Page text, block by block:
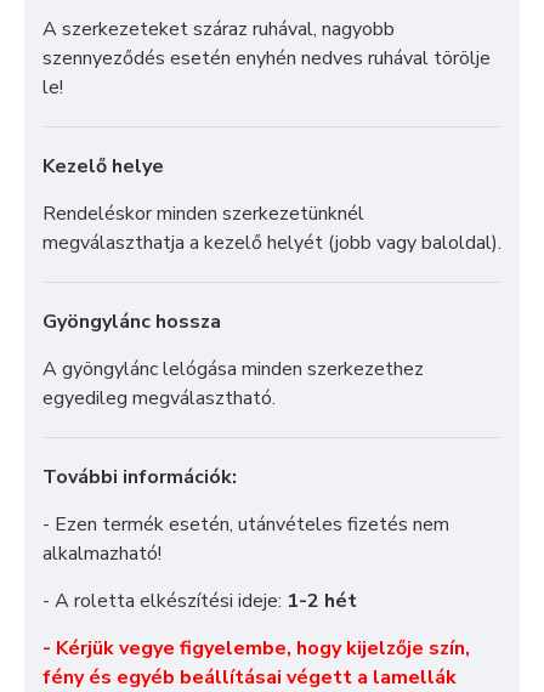
A szerkezeteket száraz ruhával, nagyobb
szennyeződés esetén enyhén nedves ruhával törölje
le!
Kezelő helye
Rendeléskor minden szerkezetünknél
megválaszthatja a kezelő helyét (jobb vagy baloldal).
Gyöngylánc hossza
A gyöngylánc lelógása minden szerkezethez
egyedileg megválasztható.
További információk:
- Ezen termék esetén, utánvételes fizetés nem
alkalmazható!
- A roletta elkészítési ideje: 1-2 hét
- Kérjük vegye figyelembe, hogy kijelzője szín,
fény és egyéb beállításai végett a lamellák